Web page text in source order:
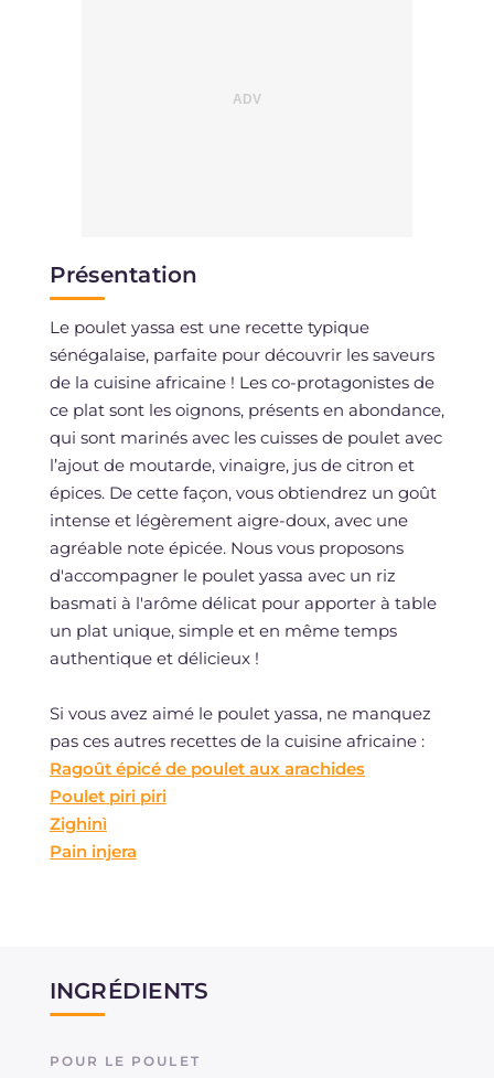
Présentation
Le poulet yassa est une recette typique
sénégalaise, parfaite pour découvrir les saveurs
de la cuisine africaine ! Les co-protagonistes de
ce plat sont les oignons, présents en abondance,
qui sont marinés avec les cuisses de poulet avec
l’ajout de moutarde, vinaigre, jus de citron et
épices. De cette façon, vous obtiendrez un goût
intense et légèrement aigre-doux, avec une
agréable note épicée. Nous vous proposons
d'accompagner le poulet yassa avec un riz
basmati à l'arôme délicat pour apporter à table
un plat unique, simple et en même temps
authentique et délicieux !
Si vous avez aimé le poulet yassa, ne manquez
pas ces autres recettes de la cuisine africaine :
Ragoût épicé de poulet aux arachides
Poulet piri piri
Zighinì
Pain injera
INGRÉDIENTS
POUR LE POULET